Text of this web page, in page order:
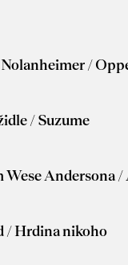
/
/ Suzume
Wese Andersona
/ Hrdina nikoho